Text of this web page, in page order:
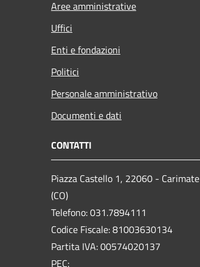
Aree amministrative
Uffici
Enti e fondazioni
Politici
Personale amministrativo
Documenti e dati
CONTATTI
Piazza Castello 1, 22060 - Carimate
(CO)
Telefono: 031.7894111
Codice Fiscale: 81003630134
Partita IVA: 00574020137
PEC: